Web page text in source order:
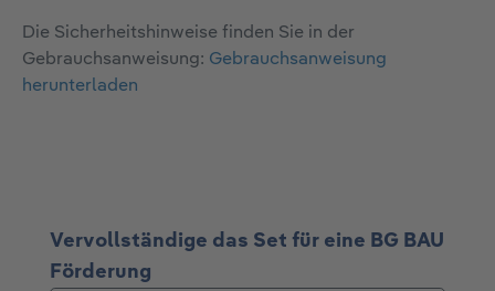
Die Sicherheitshinweise finden Sie in der
Gebrauchsanweisung: Gebrauchsanweisung
herunterladen
Produktgalerie überspringen
Vervollständige das Set für eine BG BAU
Förderung